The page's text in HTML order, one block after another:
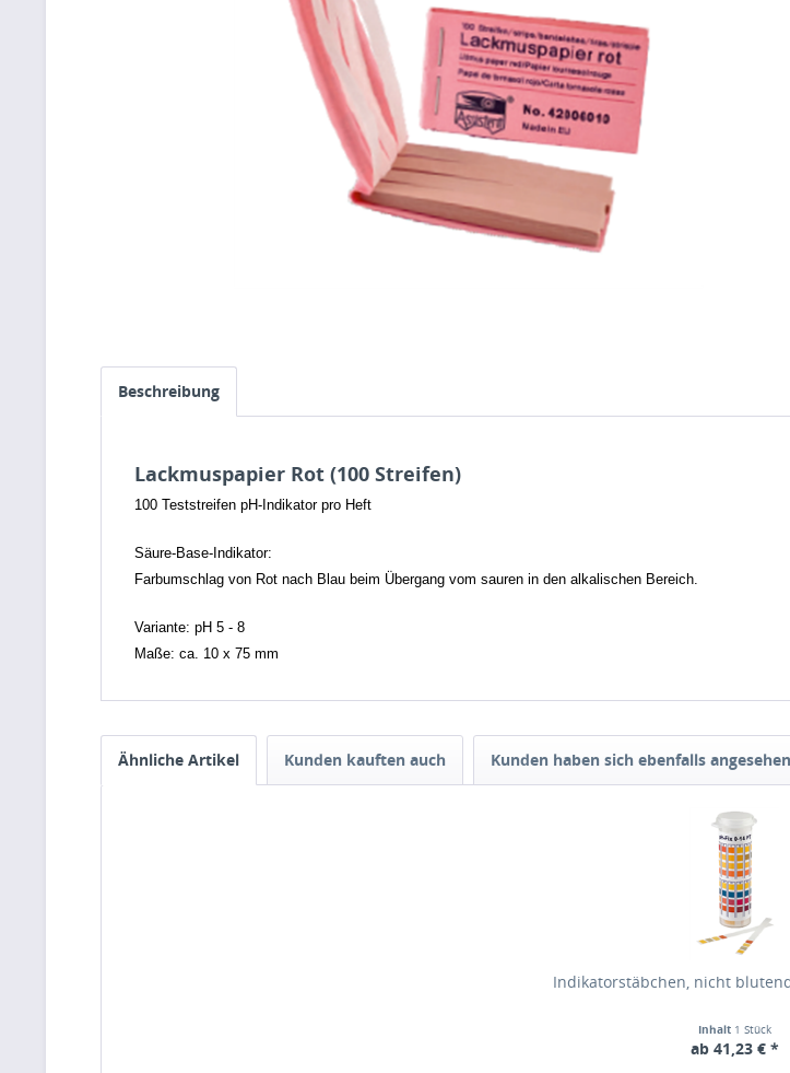
Beschreibung
Lackmuspapier Rot (100 Streifen)
100 Teststreifen pH-Indikator pro Heft
Säure-Base-Indikator:
Farbumschlag von Rot nach Blau beim Übergang vom sauren in den alkalischen Bereich.
Variante: pH 5 - 8
Maße: ca. 10 x 75 mm
Ähnliche Artikel Kunden kauften auch Kunden haben sich ebenfalls angesehen
Indikatorstäbchen, nicht
Inhalt 1 Stück
ab 41,23 € *